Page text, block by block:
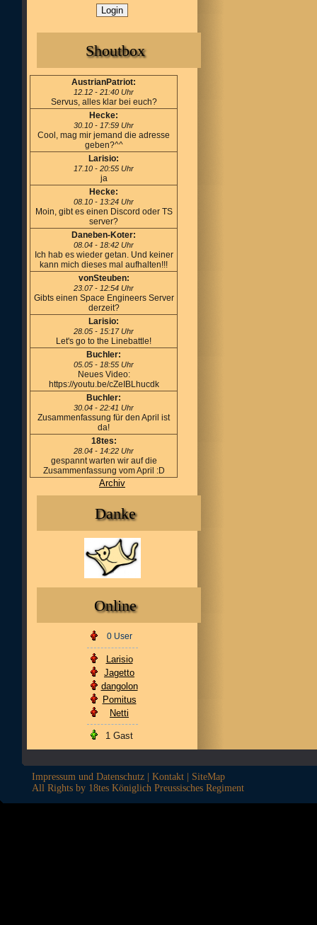
Shoutbox
AustrianPatriot:
12.12 - 21:40 Uhr
Servus, alles klar bei euch?
Hecke:
30.10 - 17:59 Uhr
Cool, mag mir jemand die adresse
geben?^^
Larisio:
17.10 - 20:55 Uhr
ja
Hecke:
08.10 - 13:24 Uhr
Moin, gibt es einen Discord oder TS
server?
Daneben-Koter:
08.04 - 18:42 Uhr
Ich hab es wieder getan. Und keiner
kann mich dieses mal aufhalten!!!
vonSteuben:
23.07 - 12:54 Uhr
Gibts einen Space Engineers Server
derzeit?
Larisio:
28.05 - 15:17 Uhr
Let's go to the Linebattle!
Buchler:
05.05 - 18:55 Uhr
Neues Video:
https://youtu.be/cZeIBLhucdk
Buchler:
30.04 - 22:41 Uhr
Zusammenfassung für den April ist
da!
18tes:
28.04 - 14:22 Uhr
gespannt warten wir auf die
Zusammenfassung vom April :D
Archiv
Danke
Online
0 User
Larisio
Jagetto
dangolon
Pomitus
Netti
1 Gast
Impressum und Datenschutz Kontakt
SiteMap
All Rights by 18tes Königlich Preussisches Regiment